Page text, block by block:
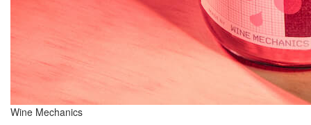
Wine Mechanics